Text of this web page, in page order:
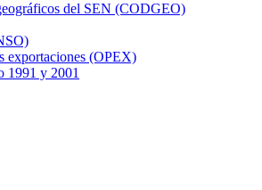
del SEN (CODGEO)
exportaciones (OPEX)
1991 y 2001